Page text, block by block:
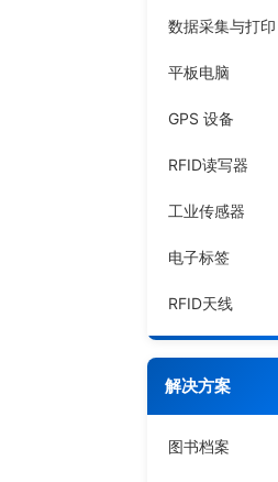
数据采集与打印
平板电脑
GPS 设备
RFID读写器
工业传感器
电子标签
RFID天线
解决方案
图书档案